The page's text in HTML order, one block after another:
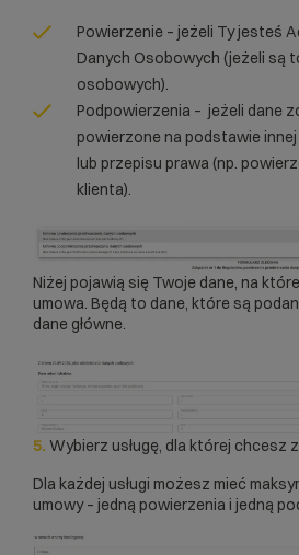
Powierzenie – jeżeli Ty jesteś
Danych Osobowych (jeżeli są
osobowych).
Podpowierzenia – jeżeli dane
powierzone na podstawie
lub przepisu prawa (np.
klienta).
Niżej pojawią się Twoje dane, na
umowa. Będą to dane, które są
dane główne.
5. Wybierz usługę, dla której chcesz
Dla każdej usługi możesz mieć
umowy – jedną powierzenia i jedną